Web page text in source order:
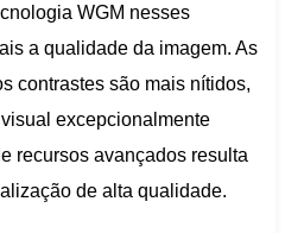
WGM nesses
a qualidade da imagem. As
contrastes são mais nítidos,
excepcionalmente
recursos avançados resulta
de alta qualidade.